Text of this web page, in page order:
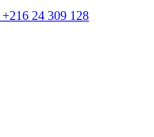
+216 24 309 128